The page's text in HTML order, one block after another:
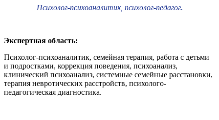
Психолог-психоаналитик, психолог-педагог.
Экспертная область:
Психолог-психоаналитик, семейная терапия, работа с детьми
и подростками, коррекция поведения, психоанализ,
клинический психоанализ, системные семейные расстановки,
терапия невротических расстройств, психолого-
педагогическая диагностика.